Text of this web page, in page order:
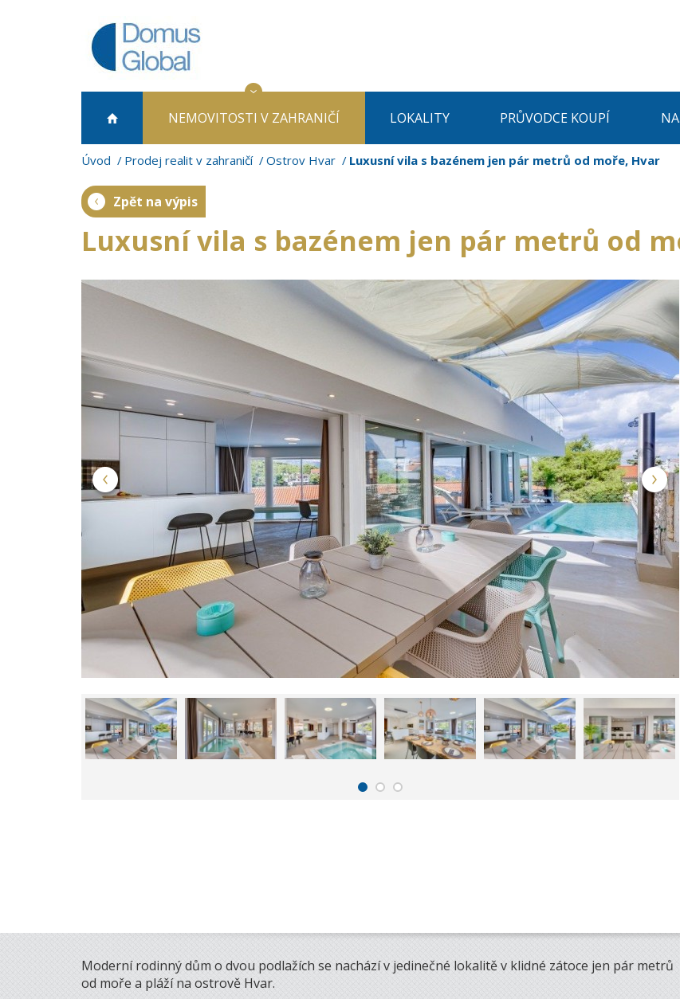
NEMOVITOSTI V ZAHRANIČÍ LOKALITY PRŮVODCE KOUPÍ
Úvod Prodej realit v zahraničí Ostrov Hvar Luxusní vila s bazénem jen pár metrů od moře, Hvar
Zpět na výpis
Luxusní vila s bazénem jen pár metrů od
Moderní rodinný dům o dvou podlažích se nachází v jedinečné lokalitě v klidné zátoce jen pár metrů
od moře a pláží na ostrově Hvar.